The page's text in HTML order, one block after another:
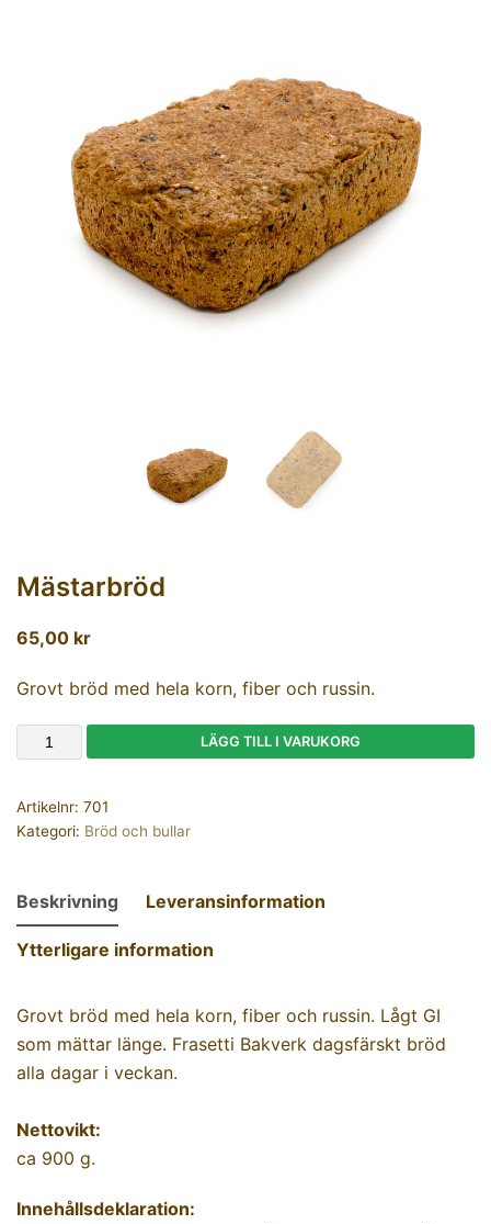
Mästarbröd
65,00 kr
Grovt bröd med hela korn, fiber och russin.
LÄGG TILL I VARUKORG
Artikelnr: 701
Kategori: Bröd och bullar
Beskrivning Leveransinformation
Ytterligare information
Grovt bröd med hela korn, fiber och russin. Lågt GI
som mättar länge. Frasetti Bakverk dagsfärskt bröd
alla dagar i veckan.
Nettovikt:
ca 900 g.
Innehållsdeklaration: